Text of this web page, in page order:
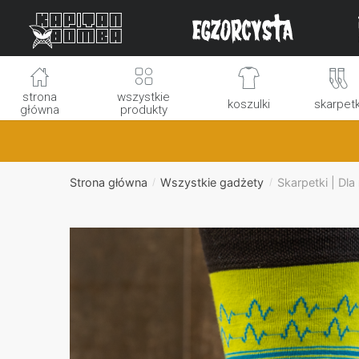
navigation
content
strona
główna
wszystkie
produkty
koszulki
Strona główna / Wszystkie gadżety / Skarpetki |